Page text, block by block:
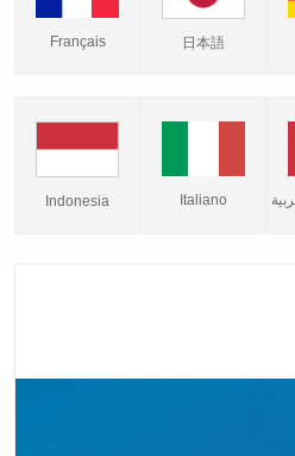
Français 日本語
Indonesia Italiano